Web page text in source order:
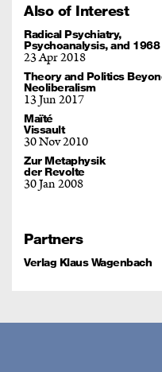
Also of Interest
Radical Psychiatry,
Psychoanalysis, and 1968
23 Apr 2018
Theory and Politics
Neoliberalism
13 Jun 2017
Maïté
Vissault
30 Nov 2010
Zur Metaphysik
der Revolte
30 Jan 2008
Partners
Verlag Klaus Wagenbach